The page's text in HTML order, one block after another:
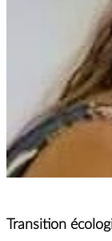
Transition